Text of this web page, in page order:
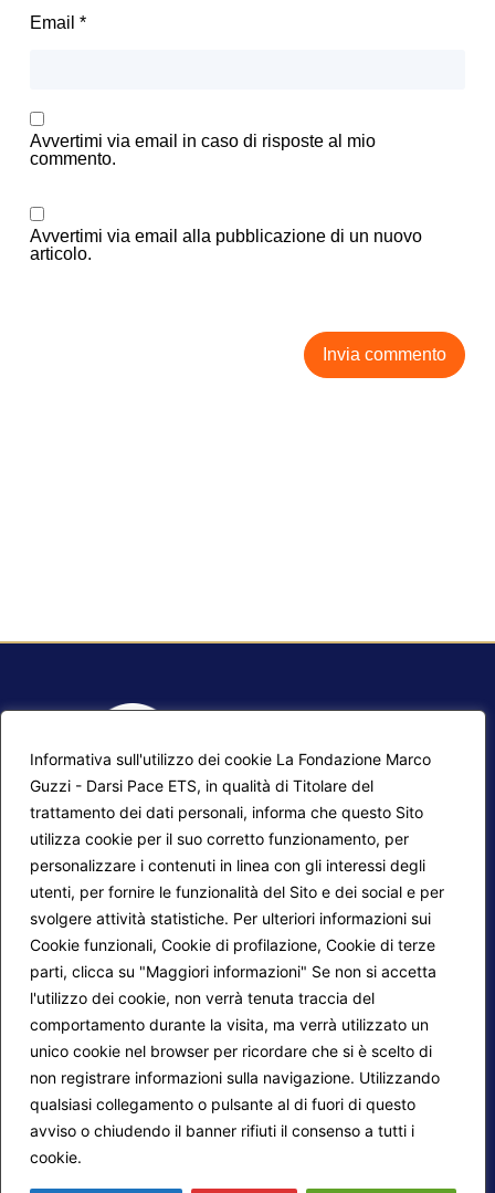
Informativa sull'utilizzo dei cookie La Fondazione Marco
Guzzi - Darsi Pace ETS, in qualità di Titolare del
trattamento dei dati personali, informa che questo Sito
utilizza cookie per il suo corretto funzionamento, per
personalizzare i contenuti in linea con gli interessi degli
utenti, per fornire le funzionalità del Sito e dei social e per
svolgere attività statistiche. Per ulteriori informazioni sui
Cookie funzionali, Cookie di profilazione, Cookie di terze
parti, clicca su "Maggiori informazioni" Se non si accetta
l'utilizzo dei cookie, non verrà tenuta traccia del
comportamento durante la visita, ma verrà utilizzato un
unico cookie nel browser per ricordare che si è scelto di
non registrare informazioni sulla navigazione. Utilizzando
qualsiasi collegamento o pulsante al di fuori di questo
avviso o chiudendo il banner rifiuti il consenso a tutti i
cookie.
Email *
Avvertimi via email in caso di risposte al mio
commento.
Avvertimi via email alla pubblicazione di un nuovo
articolo.
Mappa del sito
Progetti Darsi Pace
Login redattori
Calendario corsi
Privacy Policy
Cookie Policy
Seguici su: